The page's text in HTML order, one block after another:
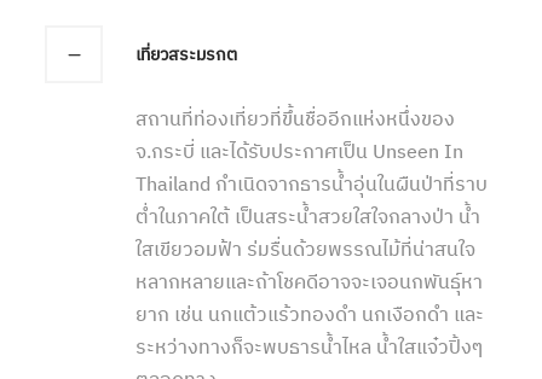
เที่ยวสระมรกต
สถานที่ท่องเที่ยวที่ขึ้นชื่ออีกแห่งหนึ่งของ
จ.กระบี่ และได้รับประกาศเป็น Unseen In
Thailand กำเนิดจากธารน้ำอุ่นในผืนป่าที่ราบ
ต่ำในภาคใต้ เป็นสระน้ำสวยใสใจกลางป่า น้ำ
ใสเขียวอมฟ้า ร่มรื่นด้วยพรรณไม้ที่น่าสนใจ
หลากหลายและถ้าโชคดีอาจจะเจอนกพันธุ์หา
ยาก เช่น นกแต้วแร้วทองดำ นกเงือกดำ และ
ระหว่างทางก็จะพบธารน้ำไหล น้ำใสแจ๋วปิ้งๆ